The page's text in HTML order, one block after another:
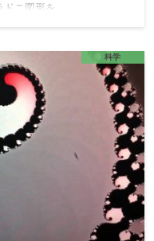
ドニ図形を…
科学